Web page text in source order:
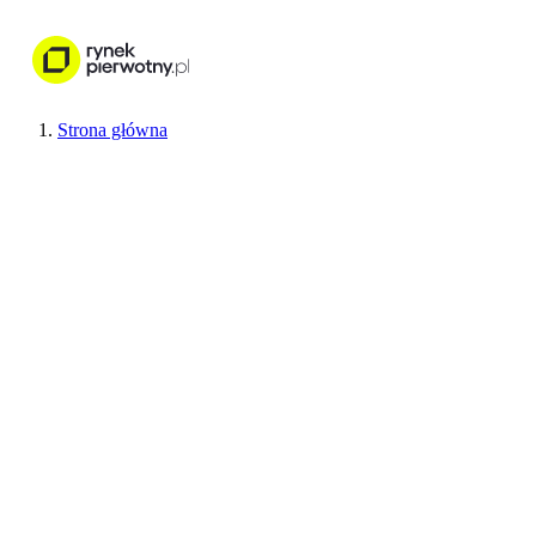
Nieruchomości
Strona główna